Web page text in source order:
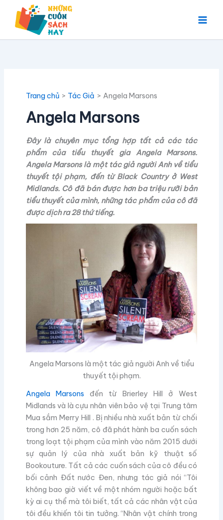
dung
Trang chủ Tác Giả Angela Marsons
Angela Marsons
Đây là chuyên mục tổng hợp tất cả các tác
phẩm của tiểu thuyết gia Angela Marsons.
Angela Marsons là một tác giả người Anh về tiểu
thuyết tội phạm, đến từ Black Country ở West
Midlands. Cô đã bán được hơn ba triệu rưỡi bản
tiểu thuyết của mình, những tác phẩm của cô đã
được dịch ra 28 thứ tiếng.
Angela Marsons là một tác giả người Anh về tiểu
thuyết tội phạm.
Angela Marsons đến từ Brierley Hill ở West
Midlands và là cựu nhân viên bảo vệ tại Trung tâm
Mua sắm Merry Hill . Bị nhiều nhà xuất bản từ chối
trong hơn 25 năm, cô đã phát hành ba cuốn sách
trong loạt tội phạm của mình vào năm 2015 dưới
sự quản lý của nhà xuất bản kỹ thuật số
Bookouture. Tất cả các cuốn sách của cô đều có
bối cảnh Đất nước Đen, nhưng tác giả nói “Tôi
không bao giờ viết về một nhóm người hoặc bất
kỳ ai cụ thể mà tôi biết, tất cả các nhân vật của
tôi đều khiến tôi tin tưởng. “Nhân vật chính trong